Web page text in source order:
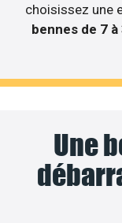
choisissez une
bennes de 7
Une